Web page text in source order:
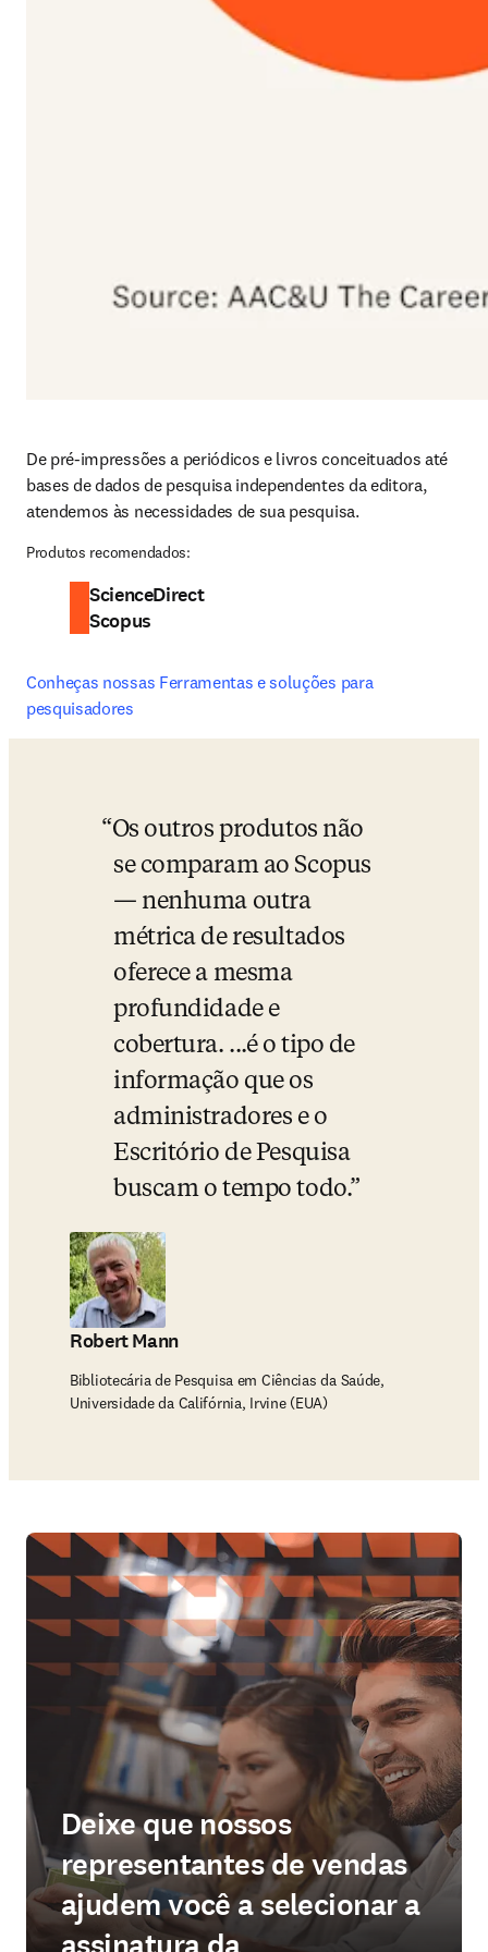
De pré-impressões a periódicos e livros conceituados até
bases de dados de pesquisa independentes da editora,
atendemos às necessidades de sua pesquisa.
Produtos recomendados:
ScienceDirect
Scopus
Conheças nossas Ferramentas e soluções para
pesquisadores
Os outros produtos não
se comparam ao Scopus
— nenhuma outra
métrica de resultados
oferece a mesma
profundidade e
cobertura. ...é o tipo de
informação que os
administradores e o
Escritório de Pesquisa
buscam o tempo todo.
Robert Mann
Bibliotecária de Pesquisa em Ciências da Saúde,
Universidade da Califórnia, Irvine (EUA)
Deixe que nossos
representantes de vendas
ajudem você a selecionar a